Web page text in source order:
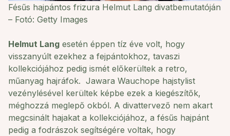
Fésűs hajpántos frizura Helmut Lang divatbemutatóján
– Fotó: Getty Images
Helmut Lang esetén éppen tíz éve volt, hogy
visszanyúlt ezekhez a fejpántokhoz, tavaszi
kollekciójához pedig ismét előkerültek a retro,
műanyag hajráfok. Jawara Wauchope hajstylist
vezénylésével kerültek képbe ezek a kiegészítők,
méghozzá meglepő okból. A divattervező nem akart
megcsinált hajakat a kollekciójához, a fésűs hajpánt
pedig a fodrászok segítségére voltak, hogy